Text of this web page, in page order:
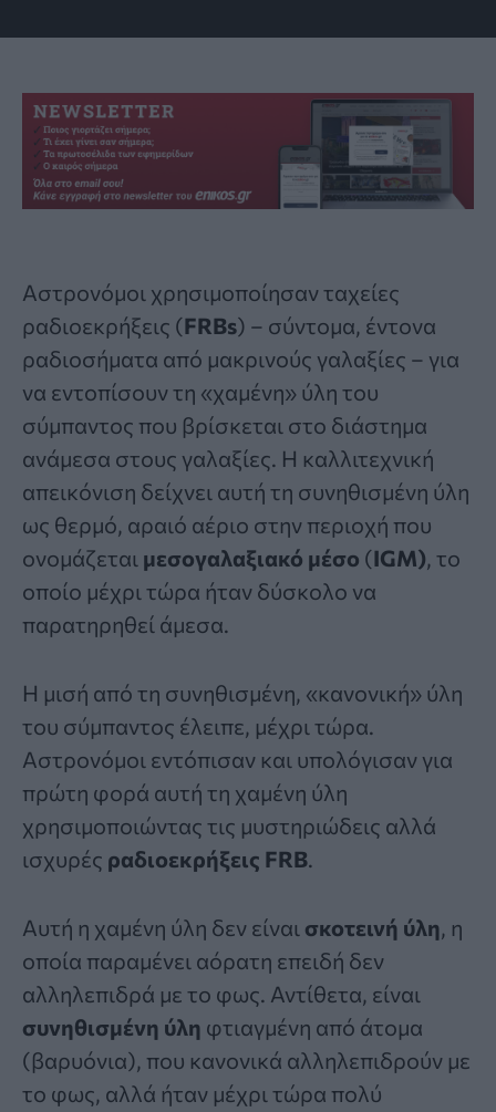
Αστρονόμοι χρησιμοποίησαν ταχείες
ραδιοεκρήξεις (FRBs) – σύντομα, έντονα
ραδιοσήματα από μακρινούς γαλαξίες – για
να εντοπίσουν τη «χαμένη» ύλη του
σύμπαντος που βρίσκεται στο διάστημα
ανάμεσα στους γαλαξίες. Η καλλιτεχνική
απεικόνιση δείχνει αυτή τη συνηθισμένη ύλη
ως θερμό, αραιό αέριο στην περιοχή που
ονομάζεται μεσογαλαξιακό μέσο (IGM), το
οποίο μέχρι τώρα ήταν δύσκολο να
παρατηρηθεί άμεσα.
Η μισή από τη συνηθισμένη, «κανονική» ύλη
του σύμπαντος έλειπε, μέχρι τώρα.
Αστρονόμοι εντόπισαν και υπολόγισαν για
πρώτη φορά αυτή τη χαμένη ύλη
χρησιμοποιώντας τις μυστηριώδεις αλλά
ισχυρές ραδιοεκρήξεις FRB.
Αυτή η χαμένη ύλη δεν είναι σκοτεινή ύλη, η
οποία παραμένει αόρατη επειδή δεν
αλληλεπιδρά με το φως. Αντίθετα, είναι
συνηθισμένη ύλη φτιαγμένη από άτομα
(βαρυόνια), που κανονικά αλληλεπιδρούν με
το φως, αλλά ήταν μέχρι τώρα πολύ